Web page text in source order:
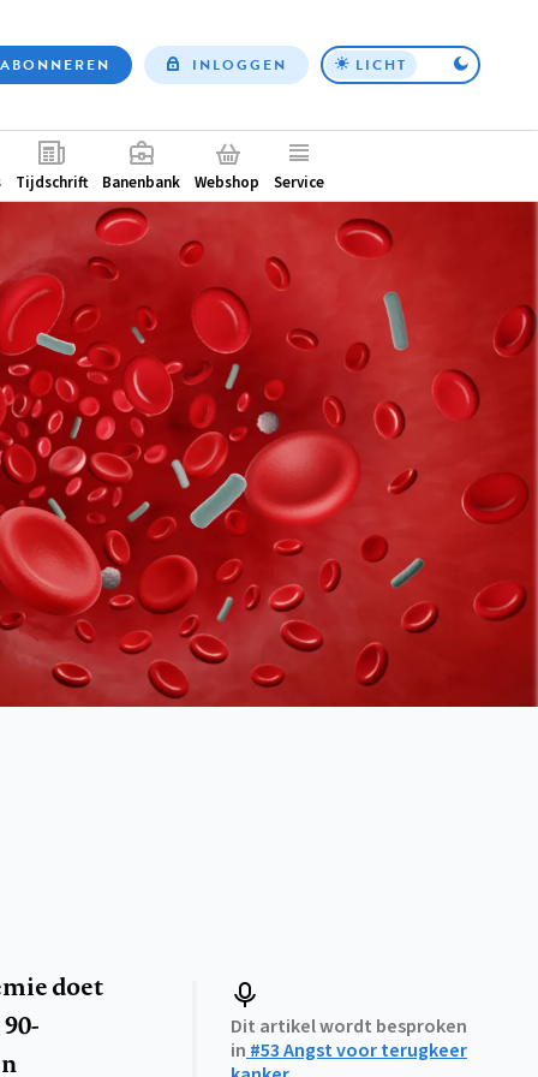
Top
ABONNEREN INLOGGEN LICHT
Tijdschrift Banenbank Webshop Service
doet
Dit artikel wordt besproken
in #53 Angst voor terugkeer